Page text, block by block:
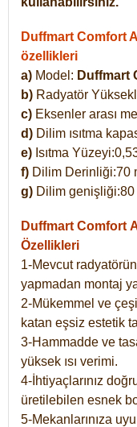
Duffmart Comfort
özellikleri
a) Model: Duffmart
b) Radyatör
c) Eksenler arası
d) Dilim ısıtma
e) Isıtma
f) Dilim Derinliği:70
g) Dilim genişliği:80
Duffmart Comfort
Özellikleri
1-Mevcut
yapmadan montaj
2-Mükemmel ve
katan eşsiz estetik
3-Hammadde ve
yüksek ısı verimi.
4-İhtiyaçlarınız
üretilebilen esnek
5-Mekanlarınıza